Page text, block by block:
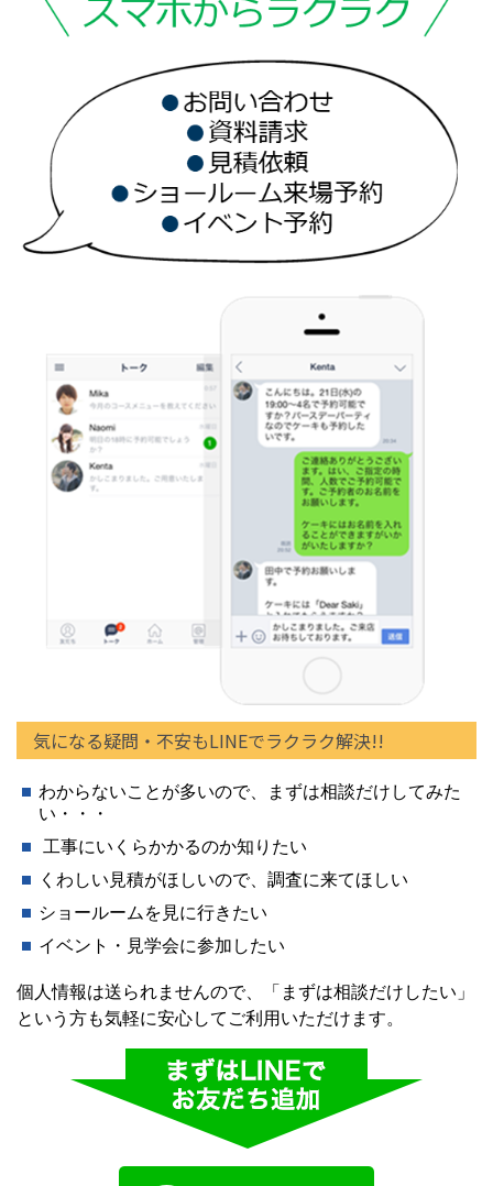
気になる疑問・不安もLINEでラクラク解決!!
わからないことが多いので、まずは相談だけしてみた
い・・・
工事にいくらかかるのか知りたい
くわしい見積がほしいので、調査に来てほしい
ショールームを見に行きたい
イベント・見学会に参加したい
個人情報は送られませんので、「まずは相談だけしたい」
という方も気軽に安心してご利用いただけます。